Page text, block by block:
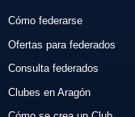
Cómo federarse
Ofertas para federados
Consulta federados
Clubes en Aragón